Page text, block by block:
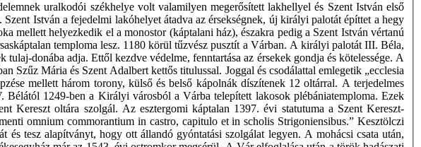
uralkodói székhelye volt valamilyen megerősített lakhellyel és Szent István első
István a fejedelmi lakóhelyet átadva az érsekségnek, új királyi palotát építtet a hegy
mellett helyezkedik el a monostor (káptalani ház), északra pedig a Szent István vértanú
temploma lesz. 1180 körül tűzvész pusztít a Várban. A királyi palotát III. Béla,
donába adja. Ettől kezdve védelme, fenntartása az érsekek gondja és kötelessége. A
Szűz Mária és Szent Adalbert kettős titulussal. Joggal és csodálattal emlegetik „ecclesia
mellett három torony, külső és belső kápolnák díszítenek 12 oltárral. A terjedelmes
1249-ben a Királyi városból a Várba telepített lakosok plébániatemploma. Ezek
Kereszt oltára szolgál. Az esztergomi káptalan 1397. évi statutuma a Szent Kereszt-
omnium commorantium in castro, capitulo et in scholis Strigoniensibus.” Kesztölczi
tesz alapítványt, hogy ott állandó gyóntatási szolgálat legyen. A mohácsi csata után,